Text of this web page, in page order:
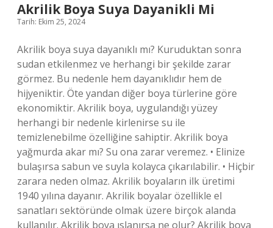
Akrilik Boya Suya Dayanikli Mi
Tarih: Ekim 25, 2024
Akrilik boya suya dayanıklı mı? Kuruduktan sonra
sudan etkilenmez ve herhangi bir şekilde zarar
görmez. Bu nedenle hem dayanıklıdır hem de
hijyeniktir. Öte yandan diğer boya türlerine göre
ekonomiktir. Akrilik boya, uygulandığı yüzey
herhangi bir nedenle kirlenirse su ile
temizlenebilme özelliğine sahiptir. Akrilik boya
yağmurda akar mı? Su ona zarar veremez. • Elinize
bulaşırsa sabun ve suyla kolayca çıkarılabilir. • Hiçbir
zarara neden olmaz. Akrilik boyaların ilk üretimi
1940 yılına dayanır. Akrilik boyalar özellikle el
sanatları sektöründe olmak üzere birçok alanda
kullanılır. Akrilik boya ıslanırsa ne olur? Akrilik boya